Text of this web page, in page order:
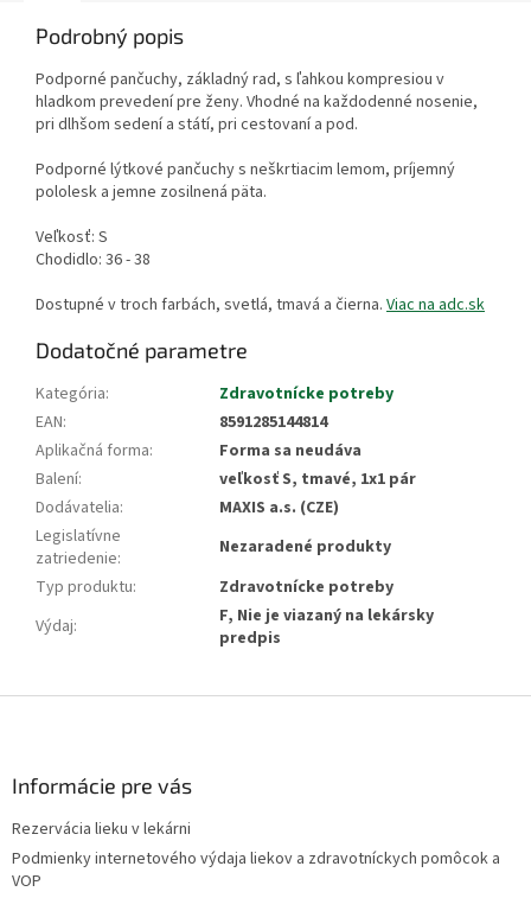
Podrobný popis
Podporné pančuchy, základný rad, s ľahkou kompresiou v
hladkom prevedení pre ženy. Vhodné na každodenné nosenie,
pri dlhšom sedení a státí, pri cestovaní a pod.
Podporné lýtkové pančuchy s neškrtiacim lemom, príjemný
pololesk a jemne zosilnená päta.
Veľkosť: S
Chodidlo: 36 - 38
Dostupné v troch farbách, svetlá, tmavá a čierna. Viac na adc.sk
Dodatočné parametre
Kategória:
Zdravotnícke potreby
EAN:
8591285144814
Aplikačná forma:
Forma sa neudáva
Balení:
veľkosť S, tmavé, 1x1 pár
Dodávatelia:
MAXIS a.s. (CZE)
Legislatívne
zatriedenie:
Nezaradené produkty
Typ produktu:
Zdravotnícke potreby
Výdaj:
F, Nie je viazaný na lekársky
predpis
Informácie pre vás
Rezervácia lieku v lekárni
Podmienky internetového výdaja liekov a zdravotníckych pomôcok a
VOP